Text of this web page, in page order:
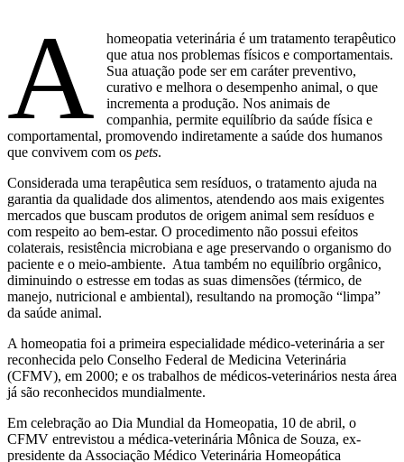
A
homeopatia veterinária é um tratamento terapêutico
que atua nos problemas físicos e comportamentais.
Sua atuação pode ser em caráter preventivo,
curativo e melhora o desempenho animal, o que
incrementa a produção. Nos animais de
companhia, permite equilíbrio da saúde física e
comportamental, promovendo indiretamente a saúde dos humanos
que convivem com os pets.
Considerada uma terapêutica sem resíduos, o tratamento ajuda na
garantia da qualidade dos alimentos, atendendo aos mais exigentes
mercados que buscam produtos de origem animal sem resíduos e
com respeito ao bem-estar. O procedimento não possui efeitos
colaterais, resistência microbiana e age preservando o organismo do
paciente e o meio-ambiente. Atua também no equilíbrio orgânico,
diminuindo o estresse em todas as suas dimensões (térmico, de
manejo, nutricional e ambiental), resultando na promoção “limpa”
da saúde animal.
A homeopatia foi a primeira especialidade médico-veterinária a ser
reconhecida pelo Conselho Federal de Medicina Veterinária
(CFMV), em 2000; e os trabalhos de médicos-veterinários nesta área
já são reconhecidos mundialmente.
Em celebração ao Dia Mundial da Homeopatia, 10 de abril, o
CFMV entrevistou a médica-veterinária Mônica de Souza, ex-
presidente da Associação Médico Veterinária Homeopática